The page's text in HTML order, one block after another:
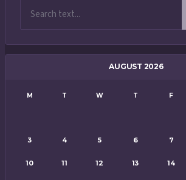
AUGUST 2026
M T W T F
3 4 5 6 7
10 11 12 13 14